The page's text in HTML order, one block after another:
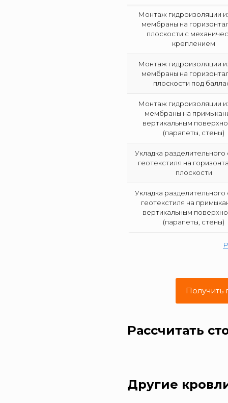
Монтаж гидроизоляции
мембраны на
плоскости с
креплением
Монтаж гидроизоляции
мембраны на
плоскости под
Монтаж гидроизоляции
мембраны на
вертикальным
(парапеты, стены)
Укладка разделительного
геотекстиля на
плоскости
Укладка разделительного
геотекстиля на
вертикальным
(парапеты, стены)
Получить
Рассчитать
Другие